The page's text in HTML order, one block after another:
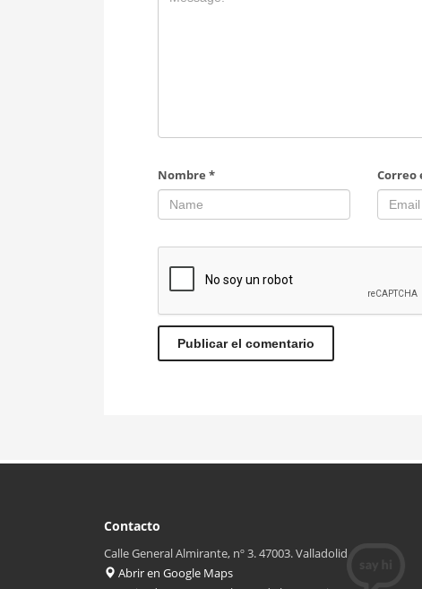
Nombre *
Contacto
Calle General Almirante, nº 3. 47003. Valladolid
Abrir en Google Maps